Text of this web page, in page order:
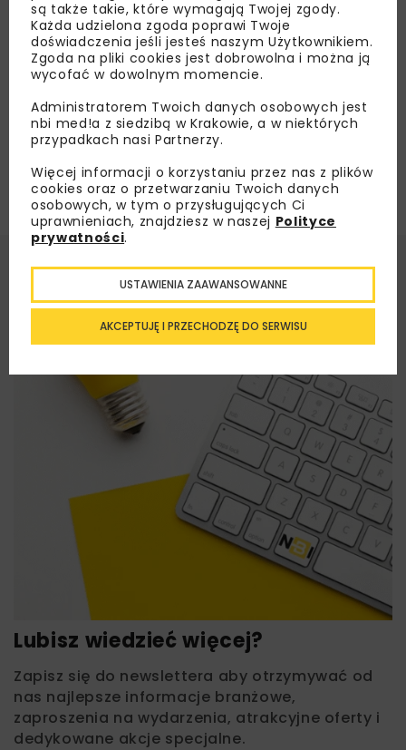
Załaduj więcej...
Lubisz wiedzieć więcej?
Zapisz się do newslettera aby otrzymywać od
nas najlepsze informacje branżowe,
zaproszenia na wydarzenia, atrakcyjne oferty i
dedykowane akcje specjalne.
są także takie, które wymagają Twojej zgody.
Każda udzielona zgoda poprawi Twoje
doświadczenia jeśli jesteś naszym Użytkownikiem.
Zgoda na pliki cookies jest dobrowolna i można ją
wycofać w dowolnym momencie.
Administratorem Twoich danych osobowych jest
nbi med!a z siedzibą w Krakowie, a w niektórych
przypadkach nasi Partnerzy.
Więcej informacji o korzystaniu przez nas z plików
cookies oraz o przetwarzaniu Twoich danych
osobowych, w tym o przysługujących Ci
uprawnieniach, znajdziesz w naszej Polityce
prywatności.
AKCEPTUJĘ I PRZECHODZĘ DO SERWISU
USTAWIENIA ZAAWANSOWANNE